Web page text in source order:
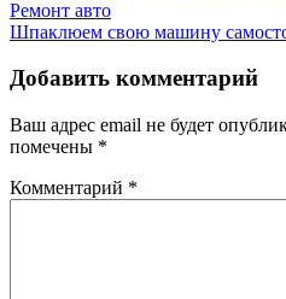
Ремонт авто
Шпаклюем свою машину
Добавить комментарий
Ваш адрес email не будет
помечены *
Комментарий *